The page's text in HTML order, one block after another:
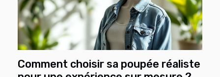
Comment choisir sa poupée réaliste